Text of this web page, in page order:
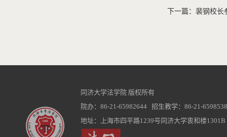
下一篇：裴钢校
同济大学法学院 版权所有
院办：86-21-65982644 招生教学：86-21-
地址：上海市四平路1239号同济大学衷和楼1301B